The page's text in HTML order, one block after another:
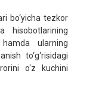
bo‘yicha tezkor
hisobotlarining
ularning
to‘g‘risidagi
o‘z kuchini